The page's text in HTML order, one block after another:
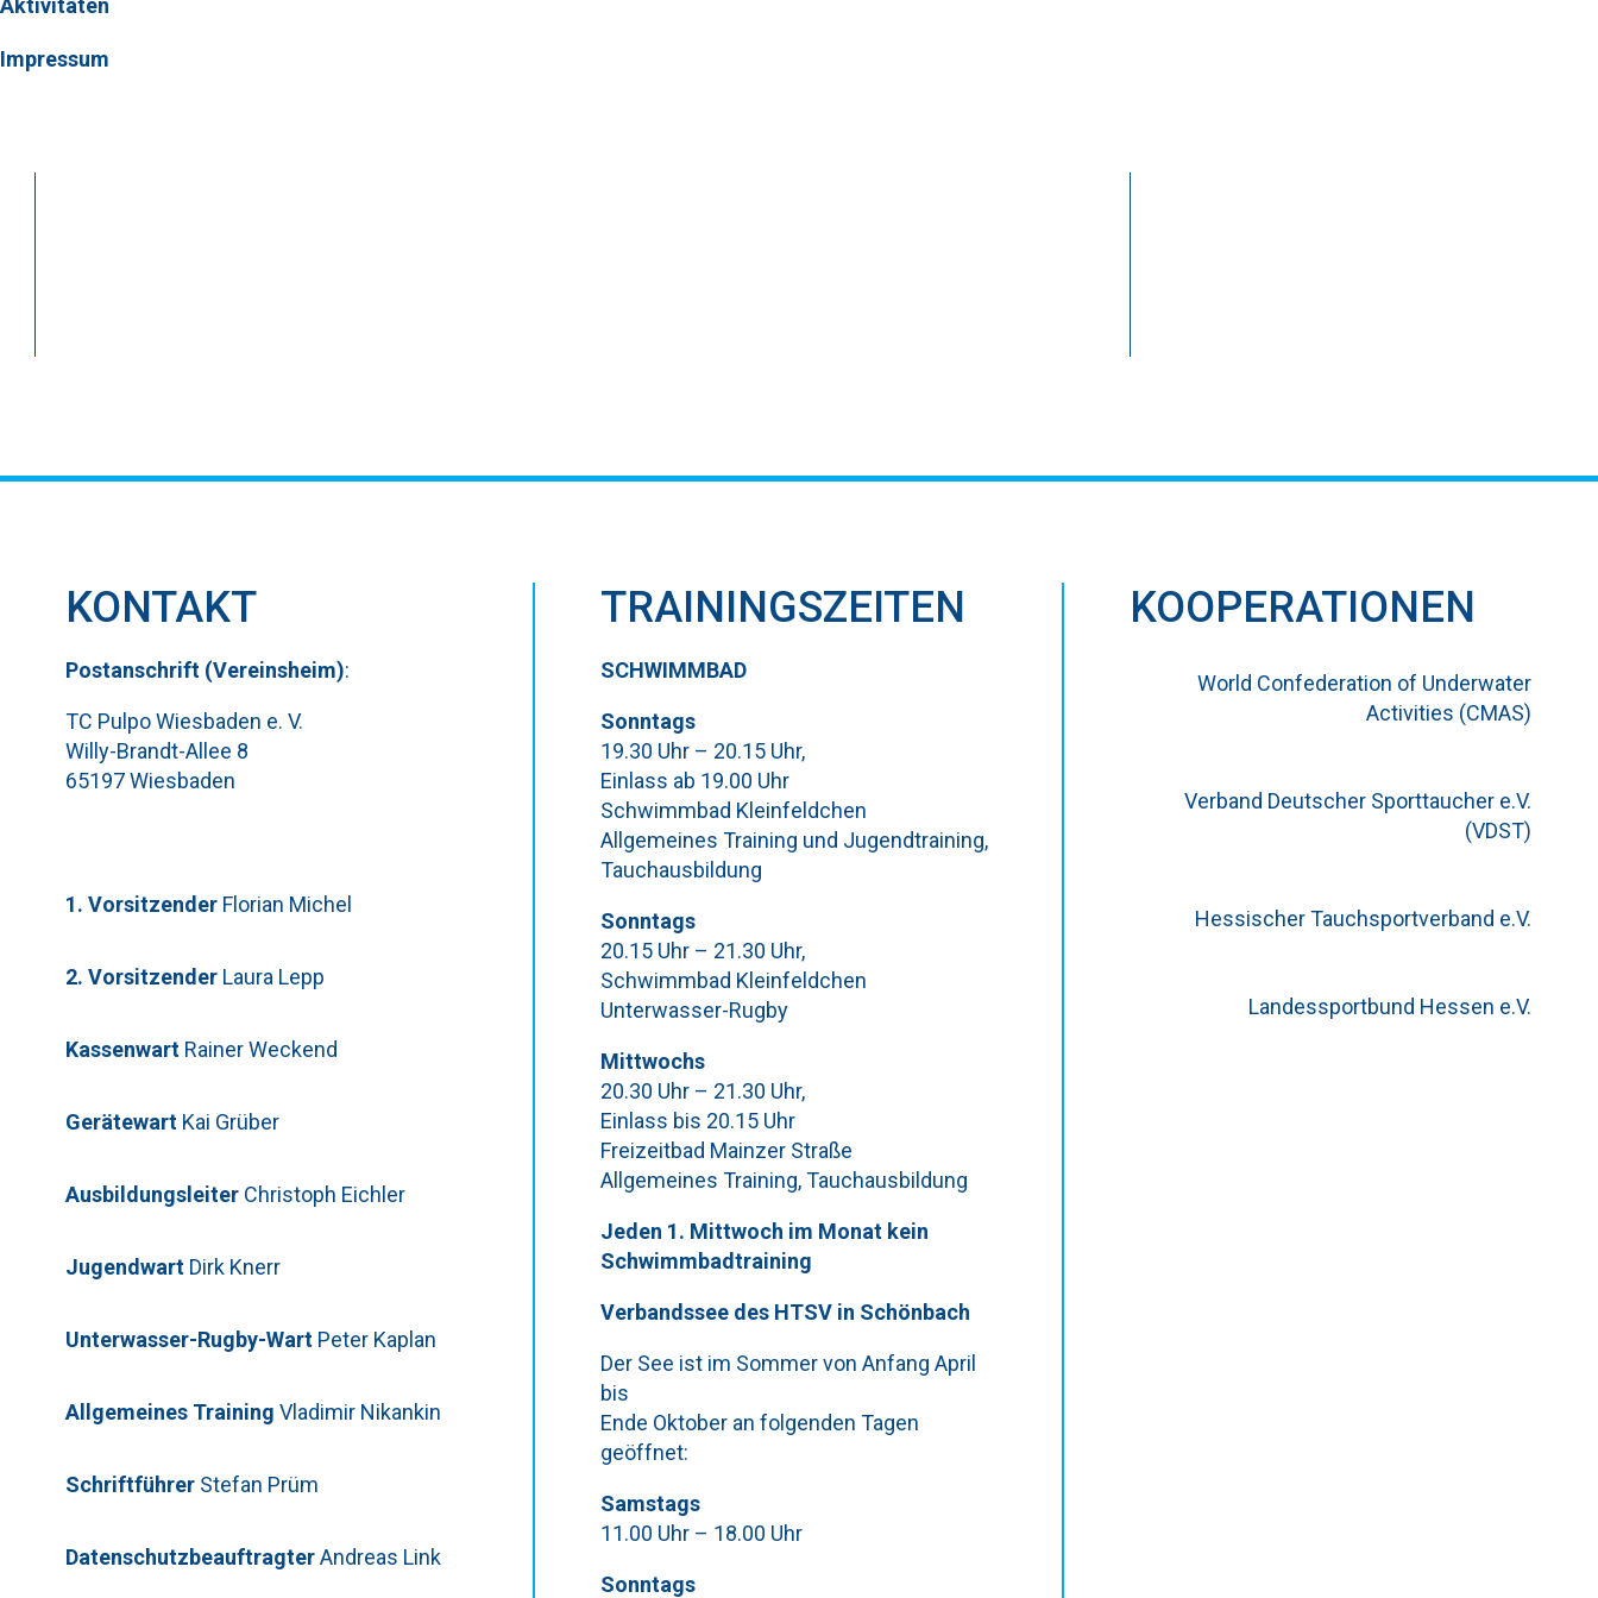
Aktivitäten
Impressum
KONTAKT
Postanschrift (Vereinsheim):
TC Pulpo Wiesbaden e. V.
Willy-Brandt-Allee 8
65197 Wiesbaden
1. Vorsitzender Florian Michel
Bitte lasse dieses Feld leer.
bist und wähle das SymbolFlugzeug.
2. Vorsitzender Laura Lepp
Bitte lasse dieses Feld leer.
bist und wähle das Symbol
Kassenwart Rainer Weckend
Bitte lasse dieses Feld leer.
bist und wähle das SymbolStern.
Gerätewart Kai Grüber
Ausbildungsleiter Christoph Eichler
Jugendwart Dirk Knerr
Unterwasser-Rugby-Wart Peter Kaplan
Allgemeines Training Vladimir Nikankin
Schriftführer Stefan Prüm
DatenschutzbeauftragterAndreas Link
TRAININGSZEITEN
SCHWIMMBAD
Sonntags
19.30 Uhr – 20.15 Uhr,
Einlass ab 19.00 Uhr
Schwimmbad Kleinfeldchen
Allgemeines Training und Jugendtraining,
Tauchausbildung
Sonntags
20.15 Uhr – 21.30 Uhr,
Schwimmbad Kleinfeldchen
Unterwasser-Rugby
Mittwochs
20.30 Uhr – 21.30 Uhr,
Einlass bis 20.15 Uhr
Freizeitbad Mainzer Straße
Allgemeines Training, Tauchausbildung
Jeden 1. Mittwoch im Monat kein
Schwimmbadtraining
Verbandssee des HTSV in Schönbach
Der See ist im Sommer von Anfang April
bis
Ende Oktober an folgenden Tagen
geöffnet:
Samstags
11.00 Uhr – 18.00 Uhr
Sonntags
KOOPERATIONEN
World Confederation of Underwater
Activities (CMAS)
Verband Deutscher Sporttaucher e.V.
(VDST)
Hessischer Tauchsportverband e.V.
Landessportbund Hessen e.V.